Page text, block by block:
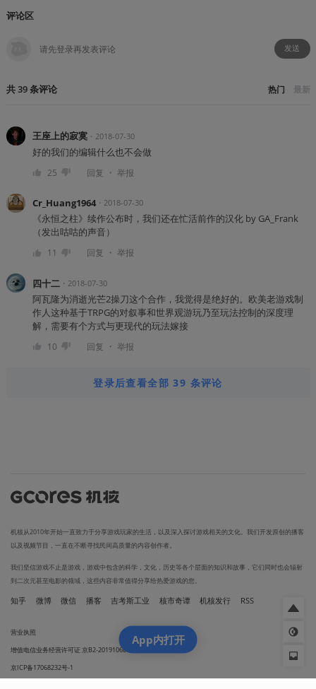
评论区
发送
共39条评论 热门 最新
王座上的寂寞・ 2018-07-30
好的我们的编辑什么也不会做
25 回复 ・ 举报
Cr_Huang1964・ 2018-07-30
《永恒之柱》续作公布时，我们还在忙活前作的汉化 by GA_Frank
（发出咕咕的声音）
11 回复 ・ 举报
四十二・ 2018-07-30
阿瓦隆为消逝光芒2操刀这个合作，我觉得是绝好的。欧美老游戏制
作人这种基于TRPG的对叙事和世界观游玩乃至玩法控制的深度理
解，需要有个方式与更现代的玩法嫁接
10 回复 ・ 举报
登录后查看全部 39 条评论
机核从2010年开始一直致力于分享游戏玩家的生活，以及深入探讨游戏相关的文化。我们开发原创的播客
以及视频节目，一直在不断寻找民间高质量的内容创作者。
我们坚信游戏不止是游戏，游戏中包含的科学，文化，历史等各个层面的知识和故事，它们同时也会辐射
到二次元甚至电影的领域，这些内容非常值得分享给热爱游戏的您。
知乎 微博 微信 播客 吉考斯工业 核市奇谭 机核发行 RSS
营业执照
增值电信业务经营许可证 京B2-20191060
京ICP备17068232号-1
App内打开